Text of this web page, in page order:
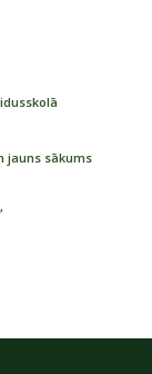
jauns sākums